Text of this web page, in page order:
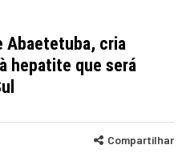
Abaetetuba, cria
hepatite que será
Compartilhar